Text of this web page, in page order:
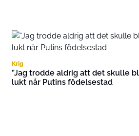
Krig
”Jag trodde aldrig att det skulle
lukt når Putins födelsestad